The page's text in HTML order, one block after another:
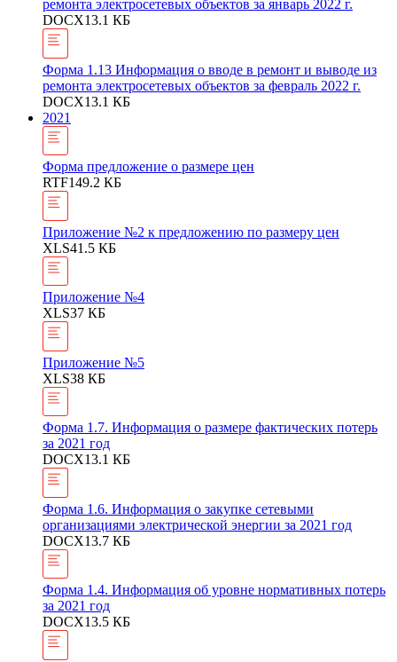
ремонта электросетевых объектов за январь 2022 г.
DOCX13.1 КБ
Форма 1.13 Информация о вводе в ремонт и выводе из
ремонта электросетевых объектов за февраль 2022 г.
DOCX13.1 КБ
2021
Форма предложение о размере цен
RTF149.2 КБ
Приложение №2 к предложению по размеру цен
XLS41.5 КБ
Приложение №4
XLS37 КБ
Приложение №5
XLS38 КБ
Форма 1.7. Информация о размере фактических потерь
за 2021 год
DOCX13.1 КБ
Форма 1.6. Информация о закупке сетевыми
организациями электрической энергии за 2021 год
DOCX13.7 КБ
Форма 1.4. Информация об уровне нормативных потерь
за 2021 год
DOCX13.5 КБ